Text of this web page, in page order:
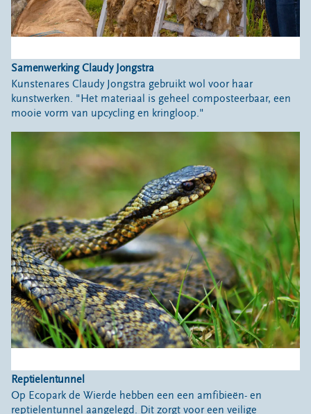
Samenwerking Claudy Jongstra
Kunstenares Claudy Jongstra gebruikt wol voor haar
kunstwerken. "Het materiaal is geheel composteerbaar, een
mooie vorm van upcycling en kringloop."
Reptielentunnel
Op Ecopark de Wierde hebben een een amfibieën- en
reptielentunnel aangelegd. Dit zorgt voor een veilige